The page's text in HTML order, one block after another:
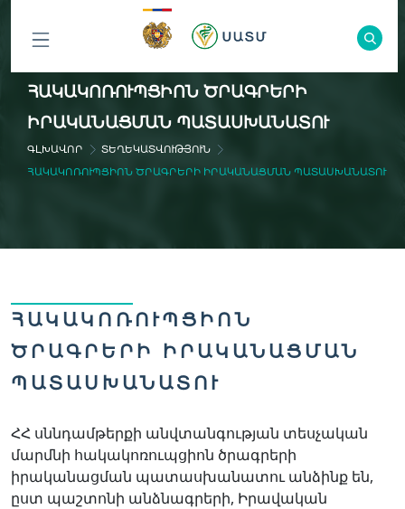
ԲՈԼՈՐ
ԲԱԺԻՆՆԵՐԸ
ՀԱԿԱԿՈՌՈՒՊՑԻՈՆ ԾՐԱԳՐԵՐԻ
ԻՐԱԿԱՆԱՑՄԱՆ ՊԱՏԱՍԽԱՆԱՏՈՒ
ԳԼԽԱՎՈՐ
ՏԵՂԵԿԱՏՎՈՒԹՅՈՒՆ
ՀԱԿԱԿՈՌՈՒՊՑԻՈՆ ԾՐԱԳՐԵՐԻ ԻՐԱԿԱՆԱՑՄԱՆ ՊԱՏԱՍԽԱՆԱՏՈՒ
ՀԱԿԱԿՈՌՈՒՊՑԻՈՆ
ԾՐԱԳՐԵՐԻ ԻՐԱԿԱՆԱՑՄԱՆ
ՊԱՏԱՍԽԱՆԱՏՈՒ
ՀՀ սննդամթերքի անվտանգության տեսչական
մարմնի հակակոռուպցիոն ծրագրերի
իրականացման պատասխանատու անձինք են,
ըստ պաշտոնի անձնագրերի, Իրավական